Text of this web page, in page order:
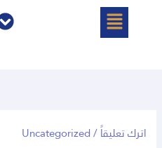
القائمة
اترك تعليقاً/
Uncategorized